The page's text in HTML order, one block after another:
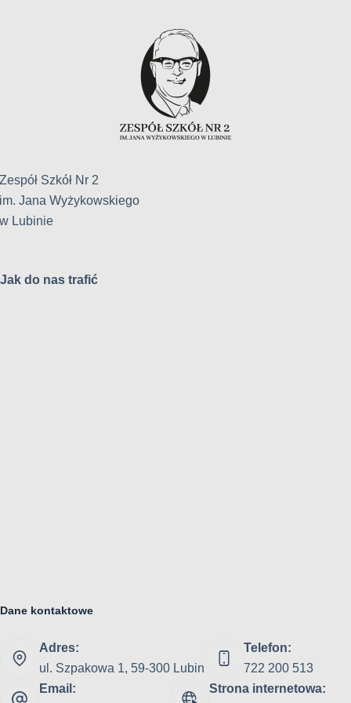
Zespół Szkół Nr 2
im. Jana Wyżykowskiego
w Lubinie
Jak do nas trafić
Dane kontaktowe
Adres:
ul. Szpakowa 1, 59-300 Lubin
Telefon:
722 200 513
Email:
Strona internetowa: